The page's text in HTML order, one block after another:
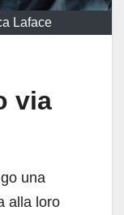
Laface
via
una
alla loro